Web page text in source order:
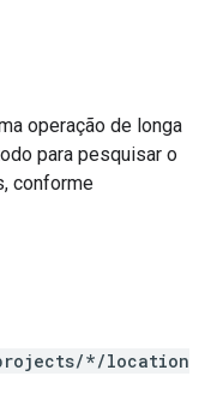
operação de longa
para pesquisar o
conforme
*/location